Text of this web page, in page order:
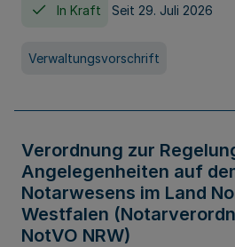
In Kraft Seit 29. Juli 2026
Verwaltungsvorschrift
Verordnung zur
Angelegenheiten auf
Notarwesens im Land
Westfalen
NotVO NRW)